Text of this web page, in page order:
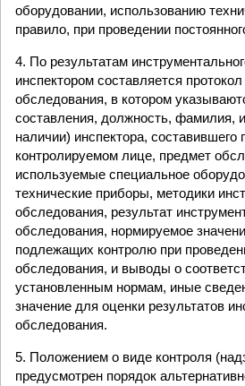
оборудовании, использованию
правило, при проведении
4. По результатам
инспектором составляется
обследования, в котором
составления, должность, фамилия,
наличии) инспектора, составившего
контролируемом лице, предмет
используемые специальное
технические приборы, методики
обследования, результат
обследования, нормируемое
подлежащих контролю при
обследования, и выводы о
установленным нормам, иные
значение для оценки результатов
обследования.
5. Положением о виде контроля
предусмотрен порядок